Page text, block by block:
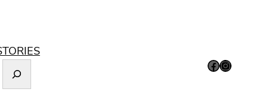
Facebook Instagram